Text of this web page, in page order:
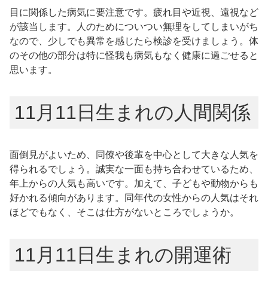
目に関係した病気に要注意です。疲れ目や近視、遠視など
が該当します。人のためについつい無理をしてしまいがち
なので、少しでも異常を感じたら検診を受けましょう。体
のその他の部分は特に怪我も病気もなく健康に過ごせると
思います。
11月11日生まれの人間関係
面倒見がよいため、同僚や後輩を中心として大きな人気を
得られるでしょう。誠実な一面も持ち合わせているため、
年上からの人気も高いです。加えて、子どもや動物からも
好かれる傾向があります。同年代の女性からの人気はそれ
ほどでもなく、そこは仕方がないところでしょうか。
11月11日生まれの開運術